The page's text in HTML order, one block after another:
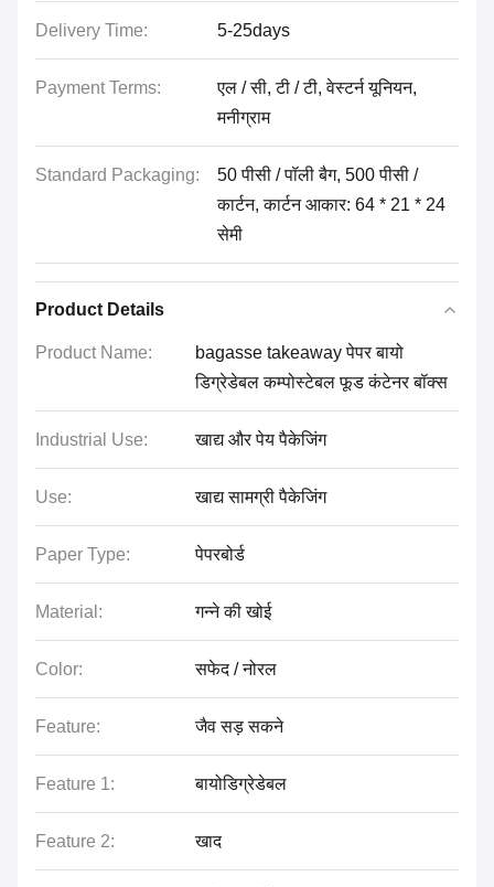
Delivery Time: 5-25days
Payment Terms:
एल / सी, टी / टी, वेस्टर्न यूनियन,
मनीग्राम
Standard Packaging:
50 पीसी / पॉली बैग, 500 पीसी /
कार्टन, कार्टन आकार: 64 * 21 * 24
सेमी
Product Details
Product Name:
bagasse takeaway पेपर बायो
डिग्रेडेबल कम्पोस्टेबल फूड कंटेनर बॉक्स
Industrial Use: खाद्य और पेय पैकेजिंग
Use: खाद्य सामग्री पैकेजिंग
Paper Type: पेपरबोर्ड
Material: गन्ने की खोई
Color: सफेद / नोरल
Feature: जैव सड़ सकने
Feature 1: बायोडिग्रेडेबल
Feature 2: खाद